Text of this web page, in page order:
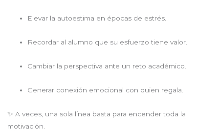
Elevar la autoestima en épocas de estrés.
Recordar al alumno que su esfuerzo tiene valor.
Cambiar la perspectiva ante un reto académico.
Generar conexión emocional con quien regala.
✨ A veces, una sola línea basta para encender toda la
motivación.